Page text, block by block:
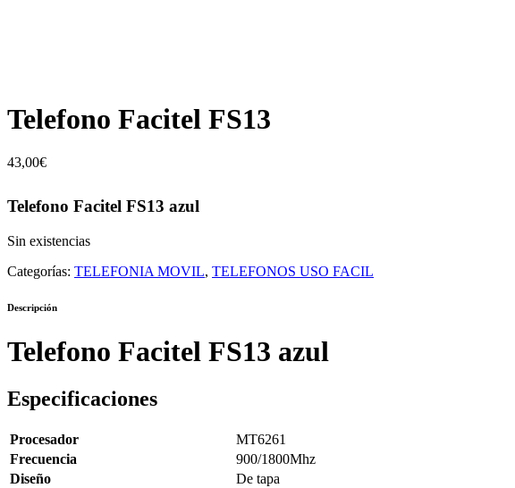
Telefono Facitel FS13
43,00€
Telefono Facitel FS13 azul
Sin existencias
Categorías: TELEFONIA MOVIL, TELEFONOS USO FACIL
Descripción
Telefono Facitel FS13 azul
Especificaciones
Procesador
MT6261
Frecuencia
900/1800Mhz
Diseño
De tapa